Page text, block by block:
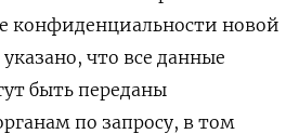
конфиденциальности новой
что все данные
быть переданы
по запросу, в том